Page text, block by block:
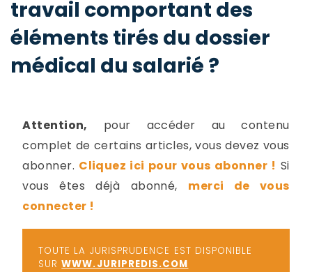
travail comportant des
éléments tirés du dossier
médical du salarié ?
Attention, pour accéder au contenu
complet de certains articles, vous devez vous
abonner. Cliquez ici pour vous abonner ! Si
vous êtes déjà abonné, merci de vous
connecter !
TOUTE LA JURISPRUDENCE EST DISPONIBLE
SURWWW.JURIPREDIS.COM